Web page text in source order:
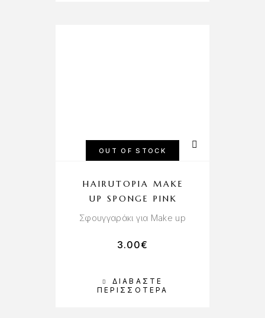
OUT OF STOCK
ΔΙΑΒΆΣΤΕ
ΠΕΡΙΣΣΌΤΕΡΑ
HAIRUTOPIA MAKE
UP SPONGE PINK
Σφουγγαράκι για Make up
3.00€